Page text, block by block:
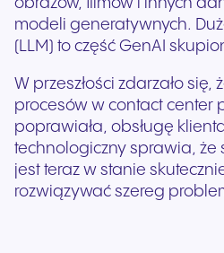
modeli generatywnych.
(LLM) to część GenAI
W przeszłości zdarzało
procesów w contact center
poprawiała, obsługę
technologiczny sprawia, że
jest teraz w stanie
rozwiązywać szereg